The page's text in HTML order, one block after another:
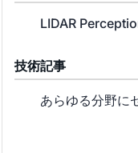
LIDAR
技術記事
あらゆる分野に